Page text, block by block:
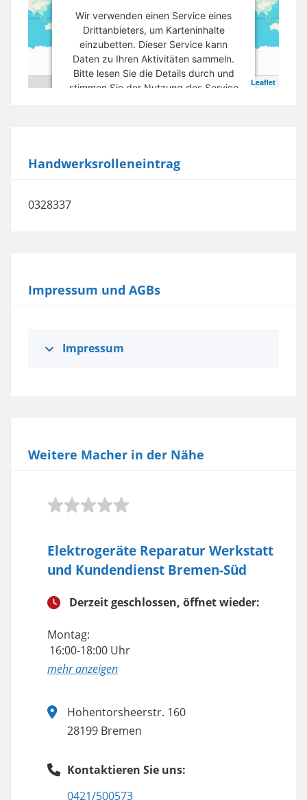
Leaflet
Wir verwenden einen Service eines
Drittanbieters, um Karteninhalte
einzubetten. Dieser Service kann
Daten zu Ihren Aktivitäten sammeln.
Bitte lesen Sie die Details durch und
stimmen Sie der Nutzung des Service
Akzeptieren
Handwerksrolleneintrag
0328337
Impressum und AGBs
Impressum
Weitere Macher in der Nähe
Elektrogeräte Reparatur Werkstatt
und Kundendienst Bremen-Süd
Derzeit geschlossen, öffnet wieder:
Montag:
16:00-18:00 Uhr
anzeigen
Hohentorsheerstr. 160
28199 Bremen
Kontaktieren Sie uns:
0421/500573